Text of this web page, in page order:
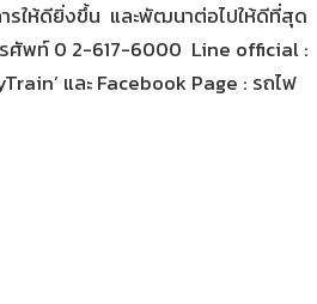
ารให้ดียิ่งขึ้น และพัฒนาต่อไปให้ดีที่สุด
รศัพท์ 0 2-617-6000 Line official :
และ Facebook Page : รถไฟ